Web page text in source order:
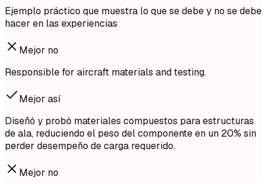
Ejemplo práctico que muestra lo que se debe y no se debe
hacer en las experiencias
Mejor no
Responsible for aircraft materials and testing.
Mejor así
Diseñó y probó materiales compuestos para estructuras
de ala, reduciendo el peso del componente en un 20% sin
perder desempeño de carga requerido.
Mejor no